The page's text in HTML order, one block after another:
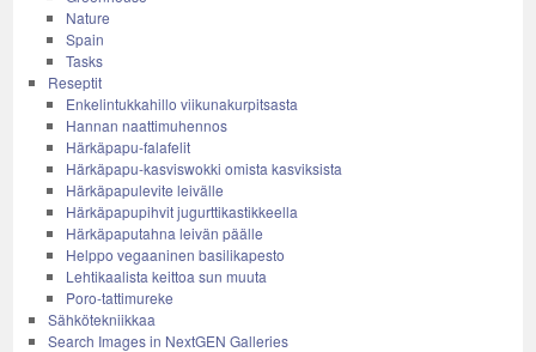
Nature
Spain
Tasks
Reseptit
Enkelintukkahillo viikunakurpitsasta
Hannan naattimuhennos
Härkäpapu-falafelit
Härkäpapu-kasviswokki omista kasviksista
Härkäpapulevite leivälle
Härkäpapupihvit jugurttikastikkeella
Härkäpaputahna leivän päälle
Helppo vegaaninen basilikapesto
Lehtikaalista keittoa sun muuta
Poro-tattimureke
Sähkötekniikkaa
Search Images in NextGEN Galleries